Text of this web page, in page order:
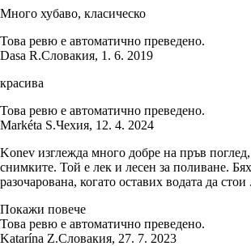
Много хубаво, класическо
Това ревю е автоматично преведено.
Dasa R.Словакия, 1. 6. 2019
красива
Това ревю е автоматично преведено.
Markéta S.Чехия, 12. 4. 2024
Konev изглежда много добре на пръв поглед,
снимките. Той е лек и лесен за поливане.
разочарована, когато оставих водата да стои
Покажи повече
Това ревю е автоматично преведено.
Katarína Z.Словакия, 27. 7. 2023